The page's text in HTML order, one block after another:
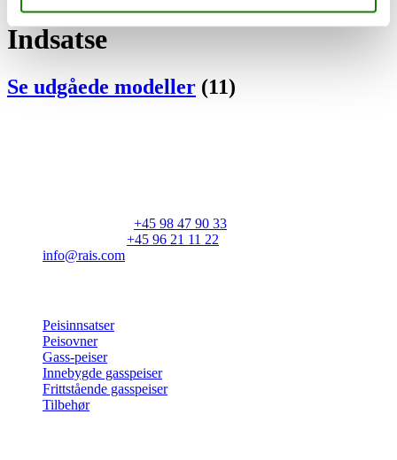
Indsatse
Se udgåede modeller (11)
+45 98 47 90 33
+45 96 21 11 22
info@rais.com
Peisinnsatser
Peisovner
Gass-peiser
Innebygde gasspeiser
Frittstående gasspeiser
Tilbehør